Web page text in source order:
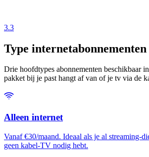
3.3
Type internetabonnementen
Drie hoofdtypes abonnementen beschikbaar
pakket bij je past hangt af van of je tv via de
Alleen internet
Vanaf €30/maand. Ideaal als je al streaming-
geen kabel-TV nodig hebt.